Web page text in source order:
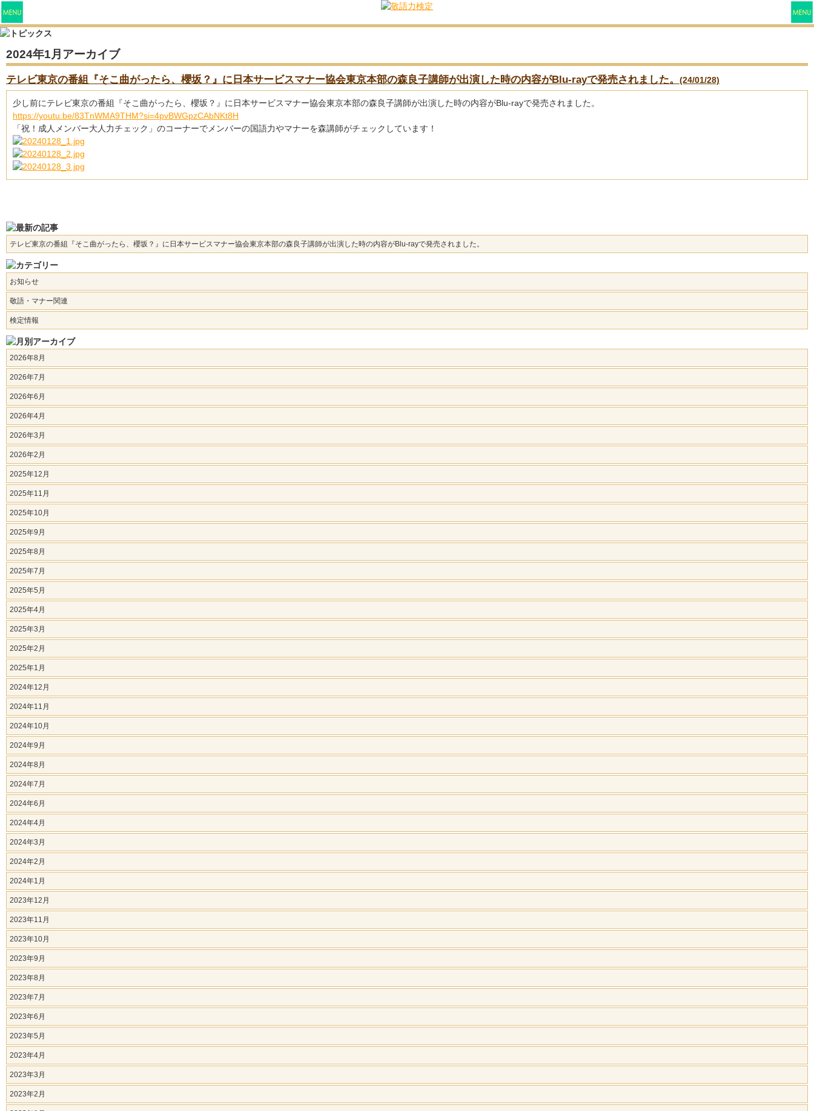
2024年1月アーカイブ
テレビ東京の番組『そこ曲がったら、櫻坂？』に日本サービスマナー協会東京本部の森良子講師が出演した時の内容がBlu-rayで発売されました。 (24/01/28)
少し前にテレビ東京の番組『そこ曲がったら、櫻坂？』に日本サービスマナー協会東京本部の森良子講師が出演した時の内容がBlu-rayで発売されました。
https://youtu.be/83TnWMA9THM?si=4pvBWGpzCAbNKt8H
「祝！成人メンバー大人力チェック」のコーナーでメンバーの国語力やマナーを森講師がチェックしています！
テレビ東京の番組『そこ曲がったら、櫻坂？』に日本サービスマナー協会東京本部の森良子講師が出演した時の内容がBlu-rayで発売されました。
お知らせ
敬語・マナー関連
検定情報
2026年8月
2026年7月
2026年6月
2026年4月
2026年3月
2026年2月
2025年12月
2025年11月
2025年10月
2025年9月
2025年8月
2025年7月
2025年5月
2025年4月
2025年3月
2025年2月
2025年1月
2024年12月
2024年11月
2024年10月
2024年9月
2024年8月
2024年7月
2024年6月
2024年4月
2024年3月
2024年2月
2024年1月
2023年12月
2023年11月
2023年10月
2023年9月
2023年8月
2023年7月
2023年6月
2023年5月
2023年4月
2023年3月
2023年2月